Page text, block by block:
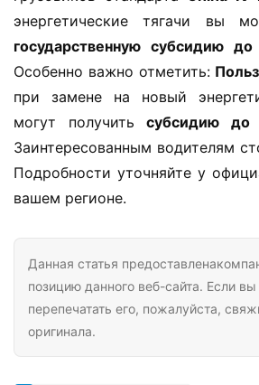
энергетические тягачи вы
государственную субсидию
Особенно важно отметить: ​
при замене на новый
могут получить ​​субсидию
Заинтересованным водителям
Подробности уточняйте у
вашем регионе.
Данная статья
позицию данного веб-сайта. Если вы
перепечатать его, пожалуйста,
оригинала.